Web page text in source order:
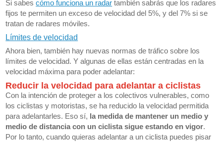
Si sabescómo funciona un radar también sabrás que los radares
fijos te permiten un exceso de velocidad del 5%, y del 7% si se
tratan de radares móviles.
Límites de velocidad
Ahora bien, también hay nuevas normas de tráfico sobre los
límites de velocidad. Y algunas de ellas están centradas en la
velocidad máxima para poder adelantar:
Reducir la velocidad para adelantar a ciclistas
Con la intención de proteger a los colectivos vulnerables, como
los ciclistas y motoristas, se ha reducido la velocidad permitida
para adelantarles. Eso sí, la medida de mantener un medio y
medio de distancia con un ciclista sigue estando en vigor.
Por lo tanto, cuando quieras adelantar a un ciclista puedes pisar